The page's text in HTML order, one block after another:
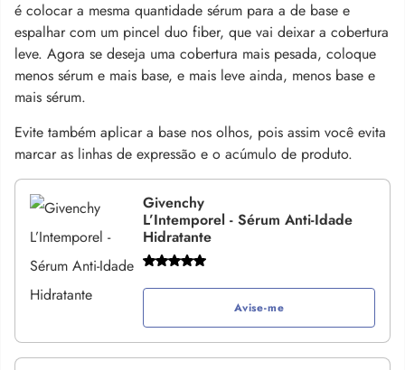
é colocar a mesma quantidade sérum para a de base e
espalhar com um pincel duo fiber, que vai deixar a cobertura
leve. Agora se deseja uma cobertura mais pesada, coloque
menos sérum e mais base, e mais leve ainda, menos base e
mais sérum.
Evite também aplicar a base nos olhos, pois assim você evita
marcar as linhas de expressão e o acúmulo de produto.
Givenchy
L’Intemporel - Sérum Anti-Idade
Hidratante
Avise-me